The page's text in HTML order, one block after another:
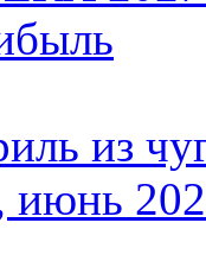
из
июнь